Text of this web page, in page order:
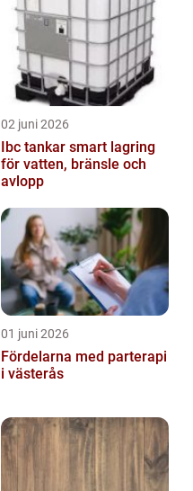
02 juni 2026
Ibc tankar smart lagring
för vatten, bränsle och
avlopp
01 juni 2026
Fördelarna med parterapi
i västerås